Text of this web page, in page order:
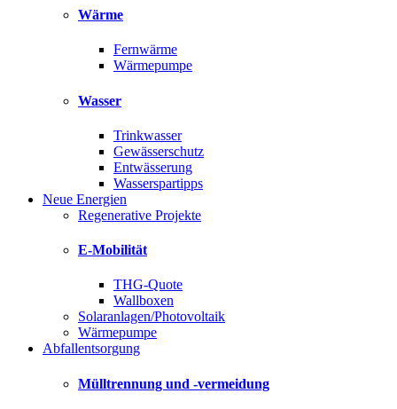
Wärme
Fernwärme
Wärmepumpe
Wasser
Trinkwasser
Gewässerschutz
Entwässerung
Wasserspartipps
Neue Energien
Regenerative Projekte
E-Mobilität
THG-Quote
Wallboxen
Solaranlagen/Photovoltaik
Wärmepumpe
Abfallentsorgung
Mülltrennung und -vermeidung